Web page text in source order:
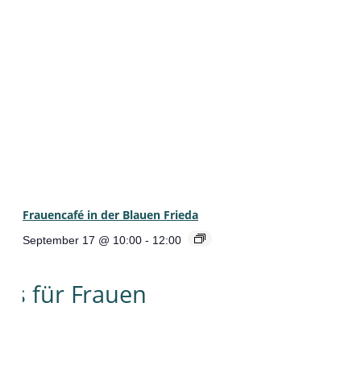
Frauencafé in der Blauen Frieda
September 17 @ 10:00 - 12:00